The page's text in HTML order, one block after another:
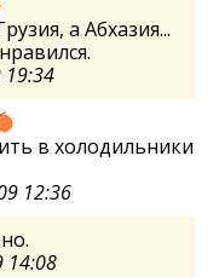
а Абхазия...
19:34
в холодильники
12:36
14:08